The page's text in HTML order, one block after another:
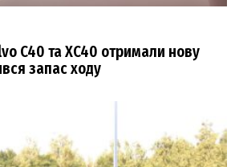
C40 та XC40 отримали нову
запас ходу